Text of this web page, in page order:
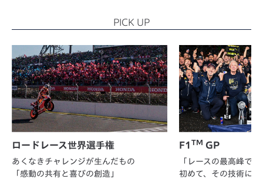
PICK UP
ロードレース世界選手権
あくなきチャレンジが生んだもの
「感動の共有と喜びの創造」
F1 TM GP
「レースの最高峰で
初めて、その技術に